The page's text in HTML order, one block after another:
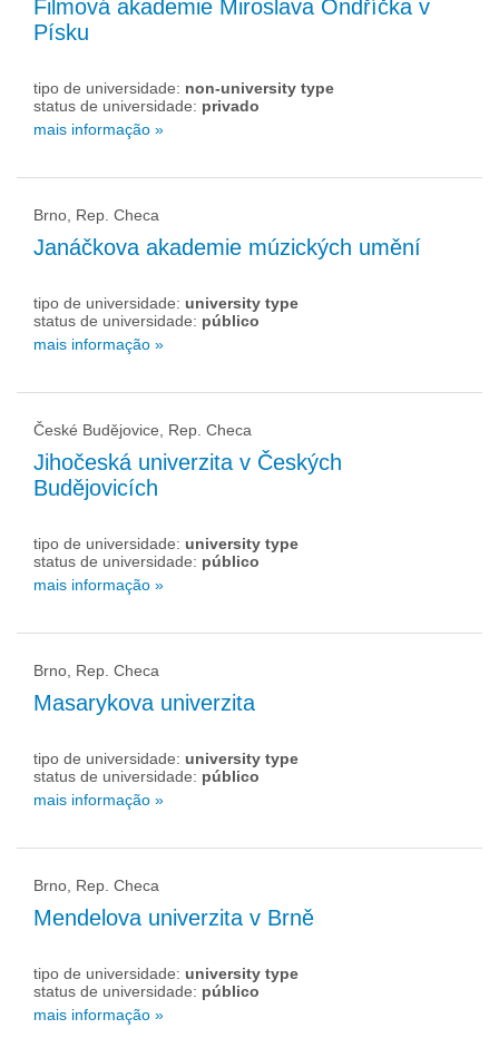
Filmová akademie Miroslava Ondříčka v
Písku
tipo de universidade: non-university type
status de universidade: privado
mais informação »
Brno, Rep. Checa
Janáčkova akademie múzických umění
tipo de universidade: university type
status de universidade: público
mais informação »
České Budějovice, Rep. Checa
Jihočeská univerzita v Českých
Budějovicích
tipo de universidade: university type
status de universidade: público
mais informação »
Brno, Rep. Checa
Masarykova univerzita
tipo de universidade: university type
status de universidade: público
mais informação »
Brno, Rep. Checa
Mendelova univerzita v Brně
tipo de universidade: university type
status de universidade: público
mais informação »